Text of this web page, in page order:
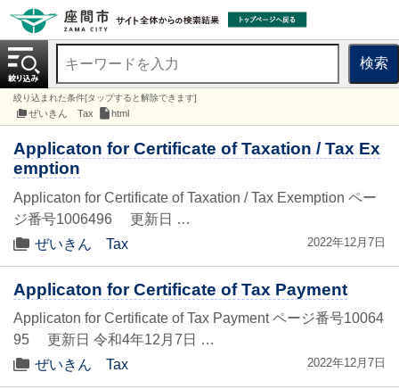
検索
絞り込まれた条件[タップすると解除できます]
ぜいきん Tax html
Applicaton for Certificate of Taxation / Tax Ex
emption
Applicaton for Certificate of Taxation / Tax Exemption ペー
ジ番号1006496 更新日 …
ぜいきん Tax
2022年12月7日
Applicaton for Certificate of Tax Payment
Applicaton for Certificate of Tax Payment ページ番号10064
95 更新日 令和4年12月7日 …
ぜいきん Tax
2022年12月7日